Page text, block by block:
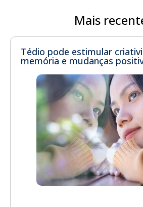
Mais
Tédio pode estimular
memória e mudanças